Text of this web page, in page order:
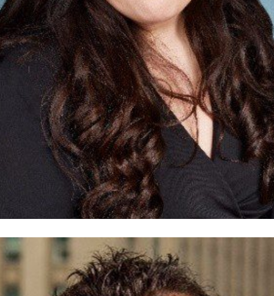
Caroline Riseboro
Membre du conseil d'administration